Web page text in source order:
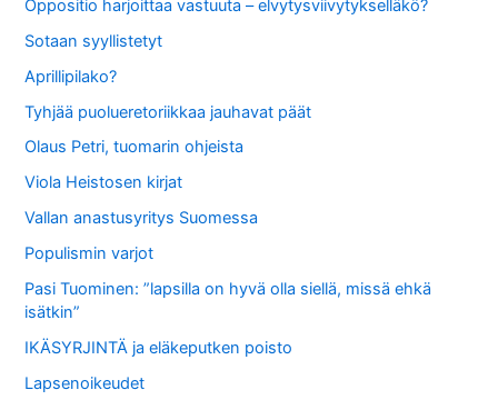
Oppositio harjoittaa vastuuta – elvytysviivytykselläkö?
Sotaan syyllistetyt
Aprillipilako?
Tyhjää puolueretoriikkaa jauhavat päät
Olaus Petri, tuomarin ohjeista
Viola Heistosen kirjat
Vallan anastusyritys Suomessa
Populismin varjot
Pasi Tuominen: ”lapsilla on hyvä olla siellä, missä ehkä
isätkin”
IKÄSYRJINTÄ ja eläkeputken poisto
Lapsenoikeudet